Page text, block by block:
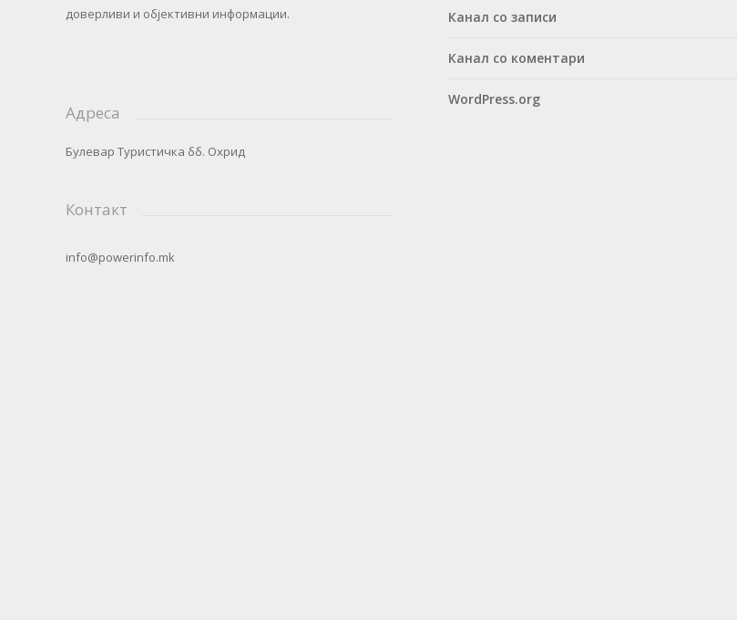
доверливи и објективни информации.
Адреса
Булевар Туристичка бб. Охрид
Контакт
info@powerinfo.mk
Канал со записи
Канал со коментари
WordPress.org